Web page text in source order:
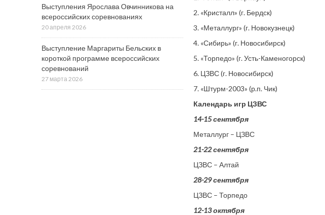
2. «Кристалл» (г. Бердск)
3. «Металлург» (г. Новокузнецк)
4. «Сибирь» (г. Новосибирск)
5. «Торпедо» (г. Усть-Каменогорск)
6. ЦЗВС (г. Новосибирск)
7. «Штурм-2003» (р.п. Чик)
Календарь игр ЦЗВС
14-15 сентября
Металлург – ЦЗВС
21-22 сентября
ЦЗВС – Алтай
28-29 сентября
ЦЗВС – Торпедо
12-13 октября
Выступления Ярослава Овчинникова на
всероссийских соревнованиях
20 апреля 2026
Выступление Маргариты Бельских в
короткой программе всероссийских
соревнований
27 марта 2026